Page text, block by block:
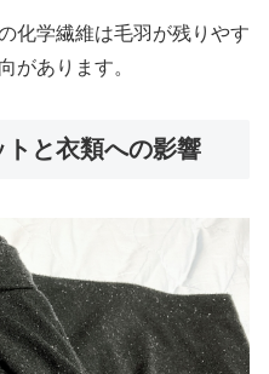
化学繊維は毛羽が残りやす
があります。
と衣類への影響